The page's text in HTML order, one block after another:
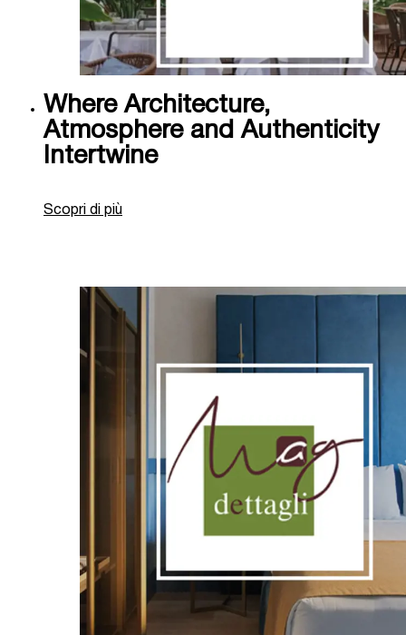
Where Architecture,
Atmosphere and Authenticity
Intertwine
Scopri di più